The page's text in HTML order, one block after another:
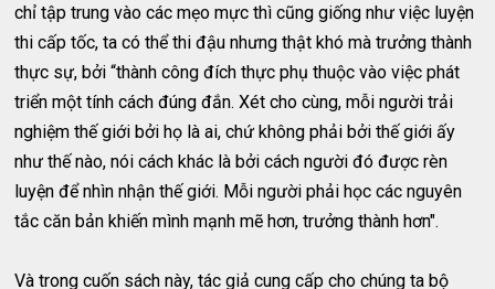
chỉ tập trung vào các mẹo mực thì cũng giống như việc luyện
thi cấp tốc, ta có thể thi đậu nhưng thật khó mà trưởng thành
thực sự, bởi “thành công đích thực phụ thuộc vào việc phát
triển một tính cách đúng đắn. Xét cho cùng, mỗi người trải
nghiệm thế giới bởi họ là ai, chứ không phải bởi thế giới ấy
như thế nào, nói cách khác là bởi cách người đó được rèn
luyện để nhìn nhận thế giới. Mỗi người phải học các nguyên
tắc căn bản khiến mình mạnh mẽ hơn, trưởng thành hơn".
Và trong cuốn sách này, tác giả cung cấp cho chúng ta bộ